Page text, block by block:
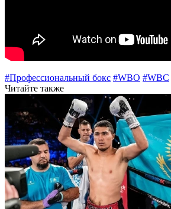
#Профессиональный бокс #WBO #WBC
Читайте также